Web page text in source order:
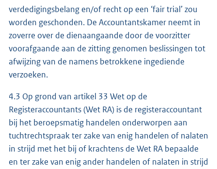
verdedigingsbelang en/of recht op een ‘fair trial’ zou
worden geschonden. De Accountantskamer neemt in
zoverre over de dienaangaande door de voorzitter
voorafgaande aan de zitting genomen beslissingen tot
afwijzing van de namens betrokkene ingediende
verzoeken.
4.3 Op grond van artikel 33 Wet op de
Registeraccountants (Wet RA) is de registeraccountant
bij het beroepsmatig handelen onderworpen aan
tuchtrechtspraak ter zake van enig handelen of nalaten
in strijd met het bij of krachtens de Wet RA bepaalde
en ter zake van enig ander handelen of nalaten in strijd